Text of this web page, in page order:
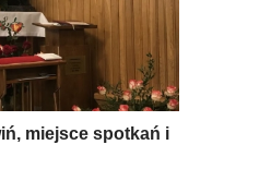
miejsce spotkań i